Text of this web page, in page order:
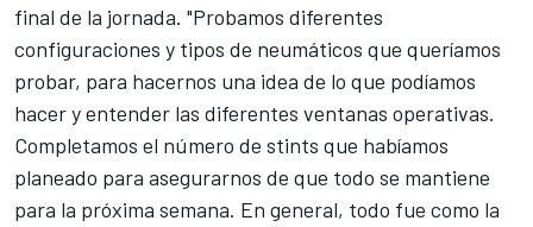
final de la jornada. "Probamos diferentes
configuraciones y tipos de neumáticos que queríamos
probar, para hacernos una idea de lo que podíamos
hacer y entender las diferentes ventanas operativas.
Completamos el número de stints que habíamos
planeado para asegurarnos de que todo se mantiene
para la próxima semana. En general, todo fue como la